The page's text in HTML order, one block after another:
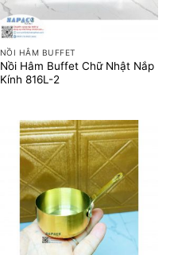
NỒI HÂM BUFFET
Nồi Hâm Buffet Chữ Nhật Nắp
Kính 816L-2